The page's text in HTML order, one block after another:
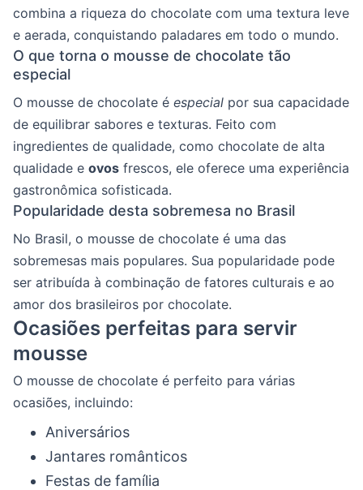
combina a riqueza do chocolate com uma textura leve
e aerada, conquistando paladares em todo o mundo.
O que torna o mousse de chocolate tão
especial
O mousse de chocolate é especial por sua capacidade
de equilibrar sabores e texturas. Feito com
ingredientes de qualidade, como chocolate de alta
qualidade e ovos frescos, ele oferece uma experiência
gastronômica sofisticada.
Popularidade desta sobremesa no Brasil
No Brasil, o mousse de chocolate é uma das
sobremesas mais populares. Sua popularidade pode
ser atribuída à combinação de fatores culturais e ao
amor dos brasileiros por chocolate.
Ocasiões perfeitas para servir
mousse
O mousse de chocolate é perfeito para várias
ocasiões, incluindo:
Aniversários
Jantares românticos
Festas de família